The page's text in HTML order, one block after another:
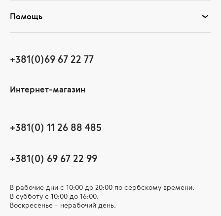
Помощь
+381(0)69 67 22 77
Интернет-магазин
+381(0) 11 26 88 485
+381(0) 69 67 22 99
В рабочие дни c 10:00 до 20:00 по сербскому времени.
В субботу с 10:00 дo 16:00.
Воскресенье - нерабочий день.